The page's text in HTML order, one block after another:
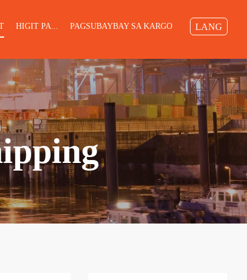
HIGIT PA... PAGSUBAYBAY SA KARGO LANG